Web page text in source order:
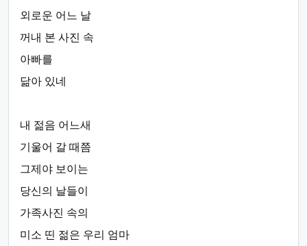
외로운 어느 날
꺼내 본 사진 속
아빠를
닮아 있네
내 젊음 어느새
기울어 갈 때쯤
그제야 보이는
당신의 날들이
가족사진 속의
미소 띤 젊은 우리 엄마